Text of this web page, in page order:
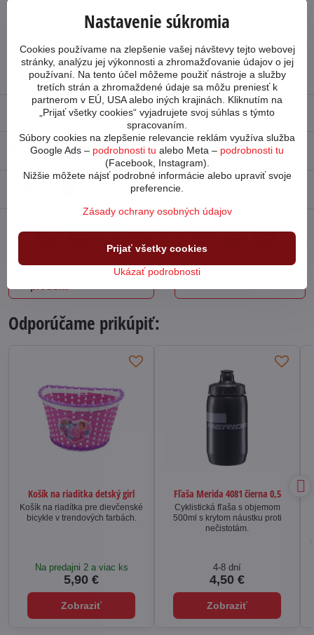
Veľkosť kolies 24
Počet prevodov: 1x8
Vidlica: pevná
Návod
Recenzie 0
Odporúčame prikúpiť:
Košík na riaditka detský girl
Košík na riadítka pre dievčenské
bicykle v trendových farbách.
Na predajni 2 a viac ks
5,90 €
Zobraziť
Fľaša Merida 4081 čierna 0,5
Cyklistická fľaša s objemom
500ml s krytom náustku proti
nečistotám.
4-8 dní
4,50 €
Zobraziť
Nastavenie súkromia
Cookies používame na zlepšenie vašej návštevy tejto webovej
stránky, analýzu jej výkonnosti a zhromažďovanie údajov o jej
používaní. Na tento účel môžeme použiť nástroje a služby
tretích strán a zhromaždené údaje sa môžu preniesť k
partnerom v EÚ, USA alebo iných krajinách. Kliknutím na
„Prijať všetky cookies“ vyjadrujete svoj súhlas s týmto
spracovaním.
Súbory cookies na zlepšenie relevancie reklám využíva služba
Google Ads – podrobnosti tu alebo Meta – podrobnosti tu
(Facebook, Instagram).
Nižšie môžete nájsť podrobné informácie alebo upraviť svoje
preferencie.
Zásady ochrany osobných údajov
Ukázať podrobnosti
Prijať všetky cookies